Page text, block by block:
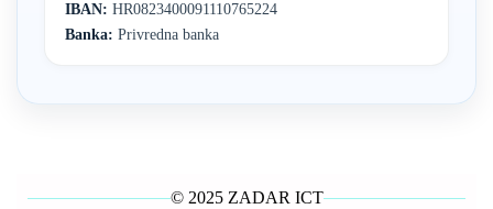
IBAN: HR0823400091110765224
Banka: Privredna banka
© 2025 ZADAR ICT